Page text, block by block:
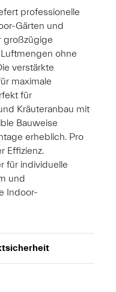
professionelle
Gärten und
großzügige
ohne
verstärkte
maximale
für
Kräuteranbau mit
Bauweise
erheblich. Pro
Effizienz.
für individuelle
und
Indoor-